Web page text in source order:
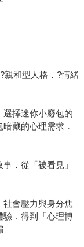
親和型人格．?情緒
選擇迷你小廢包的
藏的心理需求．
．從「被看見」
會壓力與身分焦
驗．得到「心理博